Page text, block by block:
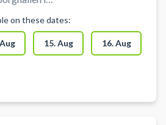
on these dates:
15. Aug 16. Aug